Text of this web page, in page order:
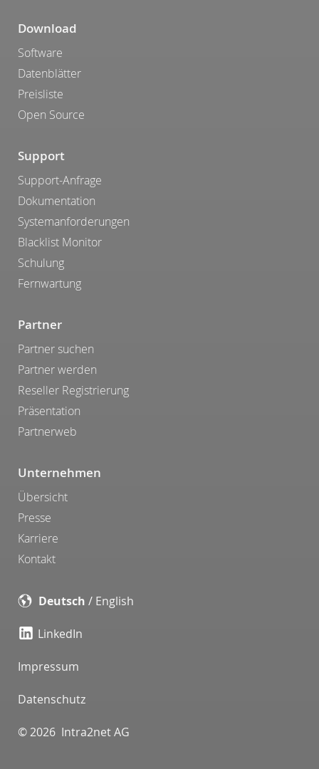
Download
Software
Datenblätter
Preisliste
Open Source
Support
Support-Anfrage
Dokumentation
Systemanforderungen
Blacklist Monitor
Schulung
Fernwartung
Partner
Partner suchen
Partner werden
Reseller Registrierung
Präsentation
Partnerweb
Unternehmen
Übersicht
Presse
Karriere
Kontakt
Deutsch / English
LinkedIn
Impressum
Datenschutz
© 2026 Intra2net AG